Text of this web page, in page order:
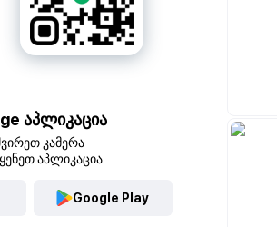
აპლიკაცია
კამერა
აპლიკაცია
Google Play